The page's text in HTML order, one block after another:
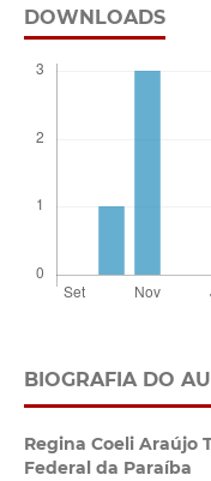
DOWNLOADS
BIOGRAFIA DO
Regina Coeli Araújo
Federal da Paraíba